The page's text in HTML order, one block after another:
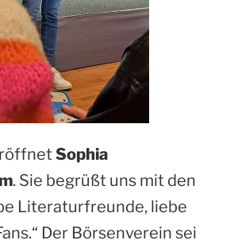
Sophia
. Sie begrüßt uns mit den
Literaturfreunde, liebe
Der Börsenverein sei